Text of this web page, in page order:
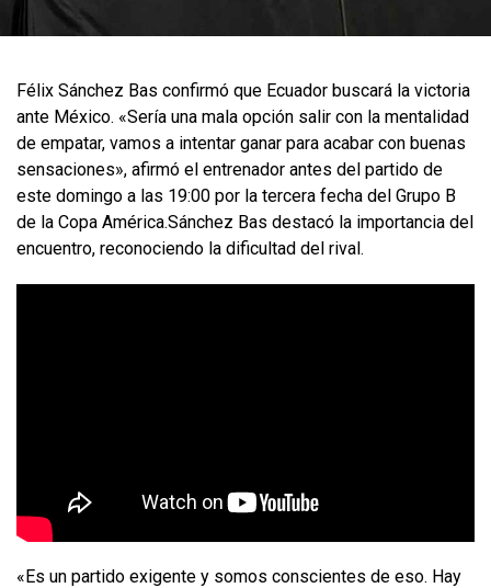
Félix Sánchez Bas confirmó que Ecuador buscará la victoria
ante México. «Sería una mala opción salir con la mentalidad
de empatar, vamos a intentar ganar para acabar con buenas
sensaciones», afirmó el entrenador antes del partido de
este domingo a las 19:00 por la tercera fecha del Grupo B
de la Copa América.Sánchez Bas destacó la importancia del
encuentro, reconociendo la dificultad del rival.
«Es un partido exigente y somos conscientes de eso. Hay